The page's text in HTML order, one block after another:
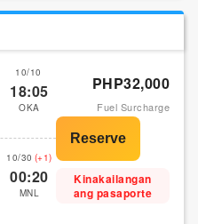
10/10
18:05
OKA
10/30 (+1)
00:20
MNL
PHP32,000
Fuel Surcharge
Kinakailangan
ang pasaporte